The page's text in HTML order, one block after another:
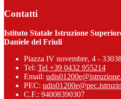
Contatti
Istituto Statale Istruzione
Daniele del Friuli
Piazza IV novembre, 4 -
Tel: Tel +39 0432 955214
Email:
PEC:
C.F.: 94008390307